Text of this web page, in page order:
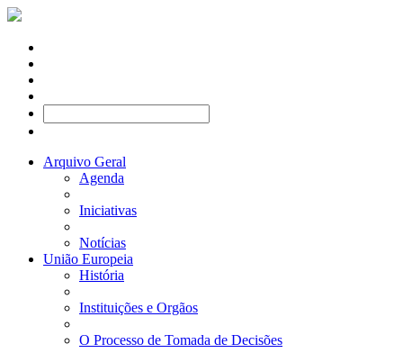
Arquivo Geral
Agenda
Iniciativas
Notícias
União Europeia
História
Instituições e Orgãos
O Processo de Tomada de Decisões